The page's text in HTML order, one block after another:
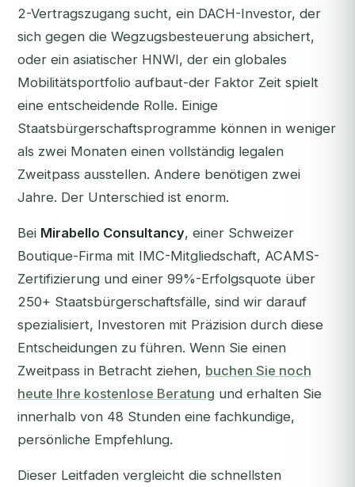
2-Vertragszugang sucht, ein DACH-Investor, der
sich gegen die Wegzugsbesteuerung absichert,
oder ein asiatischer HNWI, der ein globales
Mobilitätsportfolio aufbaut-der Faktor Zeit spielt
eine entscheidende Rolle. Einige
Staatsbürgerschaftsprogramme können in weniger
als zwei Monaten einen vollständig legalen
Zweitpass ausstellen. Andere benötigen zwei
Jahre. Der Unterschied ist enorm.
Bei Mirabello Consultancy, einer Schweizer
Boutique-Firma mit IMC-Mitgliedschaft, ACAMS-
Zertifizierung und einer 99%-Erfolgsquote über
250+ Staatsbürgerschaftsfälle, sind wir darauf
spezialisiert, Investoren mit Präzision durch diese
Entscheidungen zu führen. Wenn Sie einen
Zweitpass in Betracht ziehen, buchen Sie noch
heute Ihre kostenlose Beratung und erhalten Sie
innerhalb von 48 Stunden eine fachkundige,
persönliche Empfehlung.
Dieser Leitfaden vergleicht die schnellsten